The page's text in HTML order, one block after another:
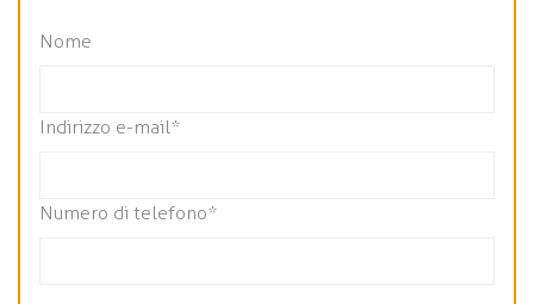
Nome
Indirizzo e-mail*
Numero di telefono*